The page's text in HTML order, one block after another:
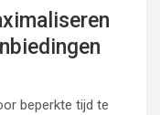
beperkte tijd te